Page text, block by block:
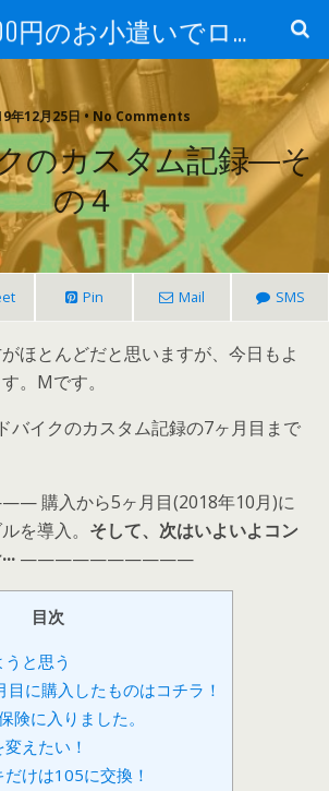
月30,000円のお小遣いでロードバイク
年12月25日 • No Comments
のカスタム記録―そ
の４
Pin Mail SMS
ほとんどだと思いますが、今日もよ
。Mです。
バイクのカスタム記録の7ヶ月目まで
入から5ヶ月目(2018年10月)に
を導入。 そして、次はいよいよコン
——————————
目次
と思う
目に購入したものはコチラ！
険に入りました。
変えたい！
だけは105に交換！